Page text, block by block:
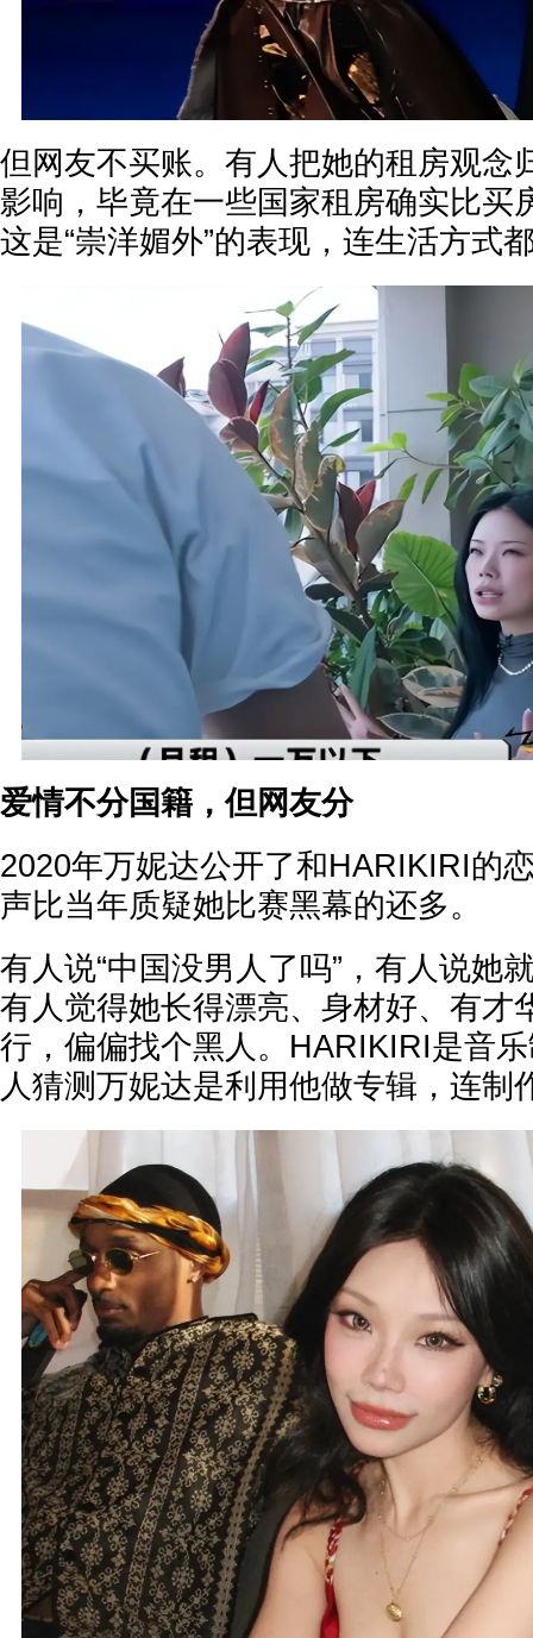
但网友不买账。有人把她的租房观念
影响，毕竟在一些国家租房确实比买
这是“崇洋媚外”的表现，连生活方式
爱情不分国籍，但网友分
2020年万妮达公开了和HARIKIRI的
声比当年质疑她比赛黑幕的还多。
有人说“中国没男人了吗”，有人说她
有人觉得她长得漂亮、身材好、有才
行，偏偏找个黑人。HARIKIRI是音
人猜测万妮达是利用他做专辑，连制